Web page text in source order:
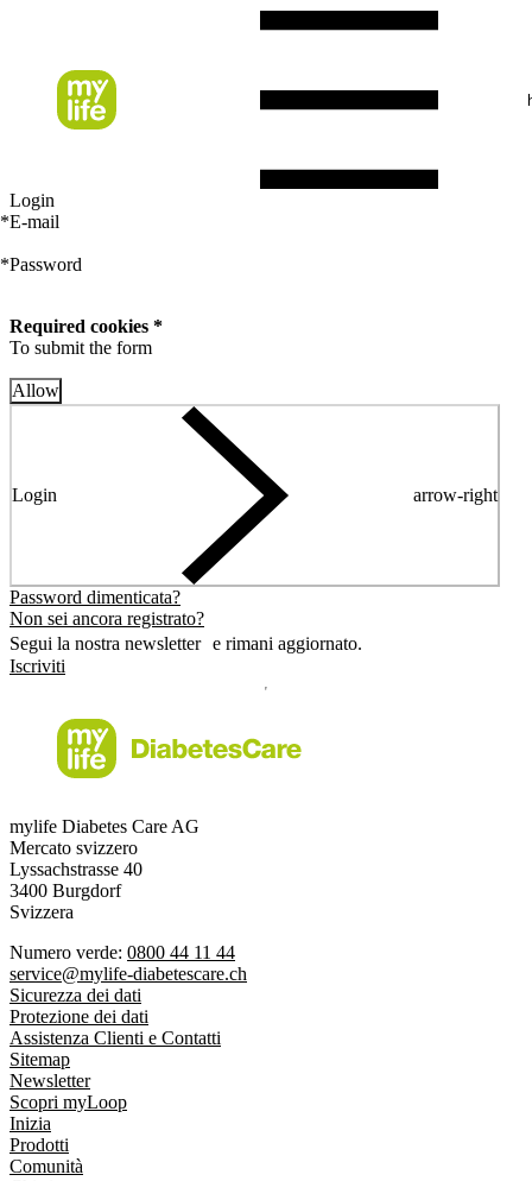
Login
*E-mail
*Password
Required cookies *
To submit the form
Allow
Login arrow-right
Password dimenticata?
Non sei ancora registrato?
Segui la nostra newsletter e rimani aggiornato.
Iscriviti
mylife Diabetes Care AG
Mercato svizzero
Lyssachstrasse 40
3400 Burgdorf
Svizzera
Numero verde: 0800 44 11 44
service@mylife-diabetescare.ch
Sicurezza dei dati
Protezione dei dati
Assistenza Clienti e Contatti
Sitemap
Newsletter
Scopri myLoop
Inizia
Prodotti
Comunità